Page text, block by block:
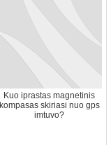
Kuo iprastas magnetinis
kompasas skiriasi nuo gps
imtuvo?